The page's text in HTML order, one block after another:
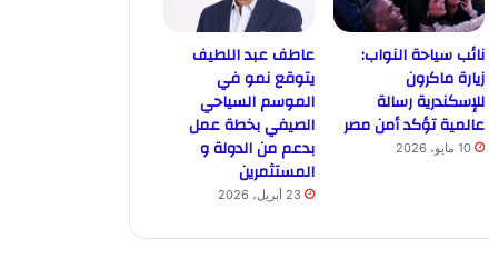
نائب سياحة النواب:
زيارة ماكرون
للإسكندرية رسالة
عالمية تؤكد أمن مصر
10 مايو، 2026
عاطف عبد اللطيف
يتوقع نمو في
الموسم السياحي
الصيفي بخطة عمل
بدعم من الدولة و
المستثمرين
23 أبريل، 2026